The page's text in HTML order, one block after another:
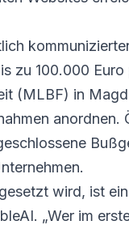
zu 100.000
(MLBF) in
wird, ist
„Wer im